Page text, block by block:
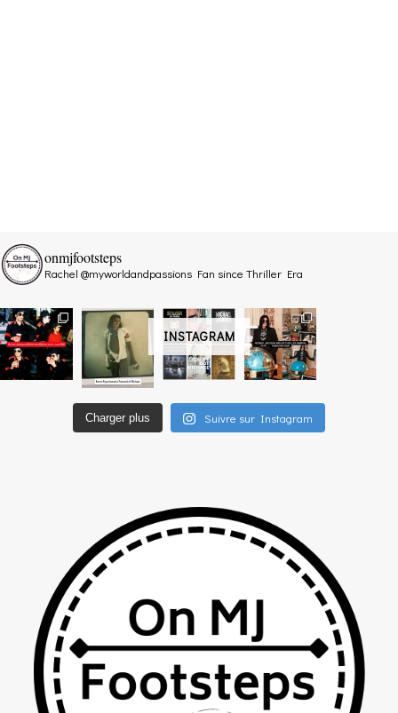
INSTAGRAM
onmjfootsteps
Rachel @myworldandpassions Fan since Thriller Era
Charger plus Suivre sur Instagram